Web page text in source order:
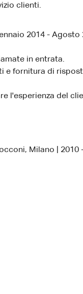
clienti.
2014 - Agosto
in entrata.
e fornitura di
l'esperienza del
Milano | 2010